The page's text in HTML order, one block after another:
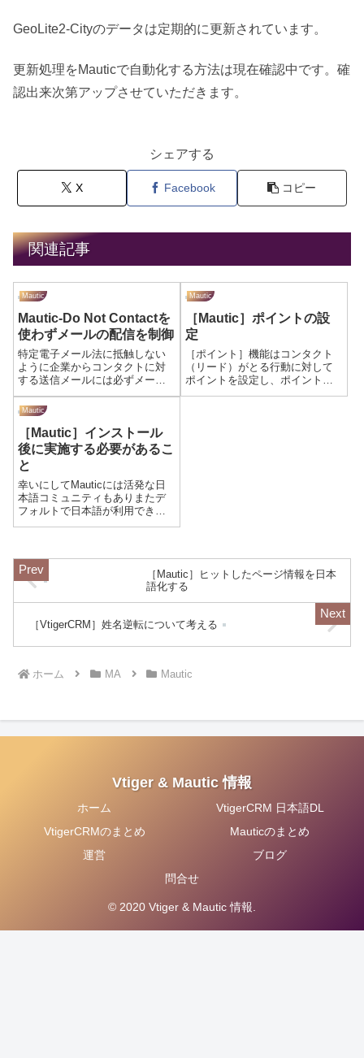
GeoLite2-Cityのデータは定期的に更新されています。
更新処理をMauticで自動化する方法は現在確認中です。確
認出来次第アップさせていただきます。
シェアする
X Facebook コピー
関連記事
Mautic
Mautic-Do Not Contactを
使わずメールの配信を制御
特定電子メール法に抵触しない
ように企業からコンタクトに対
する送信メールには必ずメール
の配信をコンタクトの意思でい
つでも停止できるように［購読
解除］の仕組みを設ける必要が
あります。Mauiticにも用意され
ています（［メールを作成］の
記事参照...
Mautic
［Mautic］ポイントの設
定
［ポイント］機能はコンタクト
（リード）がとる行動に対して
ポイントを設定し、ポイントの
蓄積度合いに応じたアクション
Mautic
［Mautic］インストール
後に実施する必要があるこ
と
幸いにしてMauticには活発な日
本語コミュニティもありまたデ
フォルトで日本語が利用できま
す。VtigerCRMより遥かに利用し
るだけでは十分な活用ができな
いため、インストール後...
［Mautic］ヒットしたページ情報を日本
語化する
［VtigerCRM］姓名逆転について考える
ホーム MA Mautic
Vtiger & Mautic 情報
ホーム
VtigerCRM 日本語DL
VtigerCRMのまとめ
Mauticのまとめ
運営
ブログ
問合せ
© 2020 Vtiger & Mautic 情報.